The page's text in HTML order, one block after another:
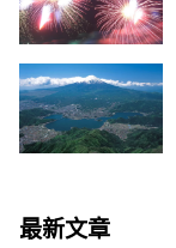
最新文章